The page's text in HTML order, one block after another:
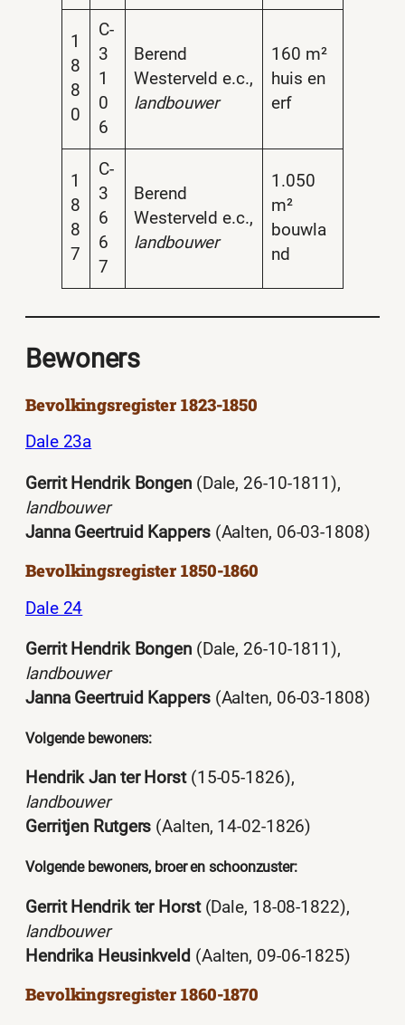
1
8
8
0
C-
3
1
0
6
Berend
Westerveld e.c.,
landbouwer
160 m²
huis en
erf
1
8
8
7
C-
3
6
6
7
Berend
Westerveld e.c.,
landbouwer
1.050
m²
bouwla
nd
Bewoners
Bevolkingsregister 1823-1850
Dale 23a
Gerrit Hendrik Bongen(Dale, 26-10-1811),
landbouwer
Janna Geertruid Kappers(Aalten, 06-03-1808)
Bevolkingsregister 1850-1860
Dale 24
Gerrit Hendrik Bongen(Dale, 26-10-1811),
landbouwer
Janna Geertruid Kappers(Aalten, 06-03-1808)
Volgende bewoners:
Hendrik Jan ter Horst(15-05-1826),
landbouwer
Gerritjen Rutgers (Aalten, 14-02-1826)
Volgende bewoners, broer en schoonzuster:
Gerrit Hendrik ter Horst(Dale, 18-08-1822),
landbouwer
Hendrika Heusinkveld (Aalten, 09-06-1825)
Bevolkingsregister 1860-1870